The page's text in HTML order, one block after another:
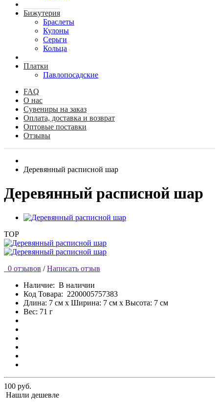
Бижутерия
Браслеты
Кулоны
Серьги
Кольца
Платки
Павлопосадские
FAQ
О нас
Сувениры на заказ
Оплата, доставка и возврат
Оптовые поставки
Отзывы
Деревянный расписной шар
Деревянный расписной шар
TOP
0 отзывов / Написать отзыв
Наличие: В наличии
Код Товара: 2200005757383
Длина: 7 см x Ширина: 7 см x Высота: 7 см
Вес: 71 г
100 руб.
Нашли дешевле